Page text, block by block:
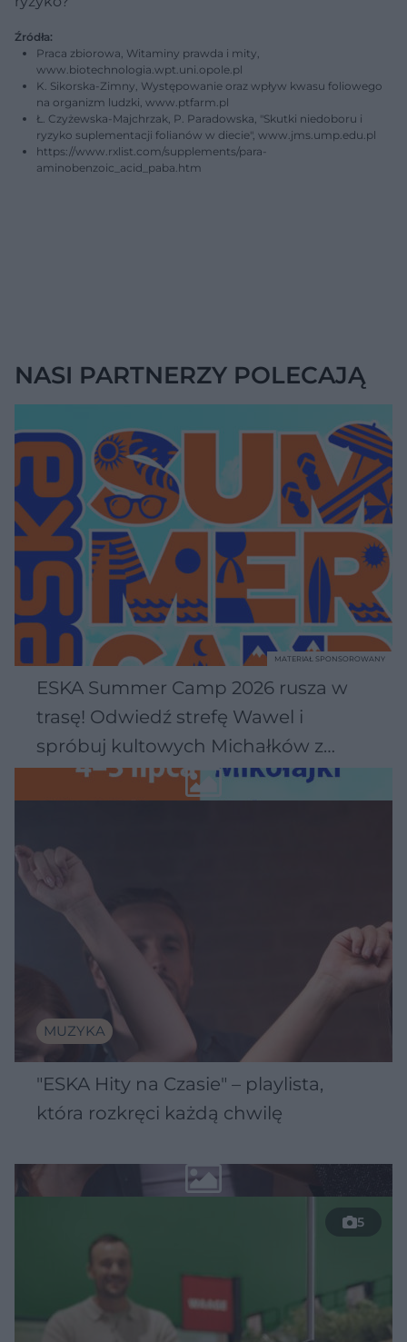
Źródła:
Praca zbiorowa, Witaminy prawda i mity,
www.biotechnologia.wpt.uni.opole.pl
K. Sikorska-Zimny, Występowanie oraz wpływ kwasu foliowego
na organizm ludzki, www.ptfarm.pl
Ł. Czyżewska-Majchrzak, P. Paradowska, "Skutki niedoboru i
ryzyko suplementacji folianów w diecie", www.jms.ump.edu.pl
https://www.rxlist.com/supplements/para-
aminobenzoic_acid_paba.htm
NASI PARTNERZY POLECAJĄ
ESKA Summer Camp 2026 rusza w
trasę! Odwiedź strefę Wawel i
spróbuj kultowych Michałków z
Wawelu
MATERIAŁ SPONSOROWANY
MUZYKA
"ESKA Hity na Czasie" – playlista,
która rozkręci każdą chwilę
5